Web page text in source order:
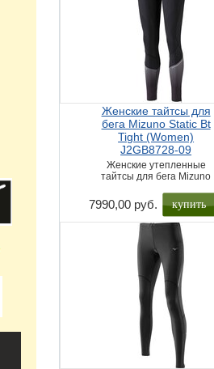
Женские тайтсы для
бега Mizuno Static Bt
Tight (Women)
J2GB8728-09
Женские утепленные
тайтсы для бега Mizuno
7990,00 руб. купить